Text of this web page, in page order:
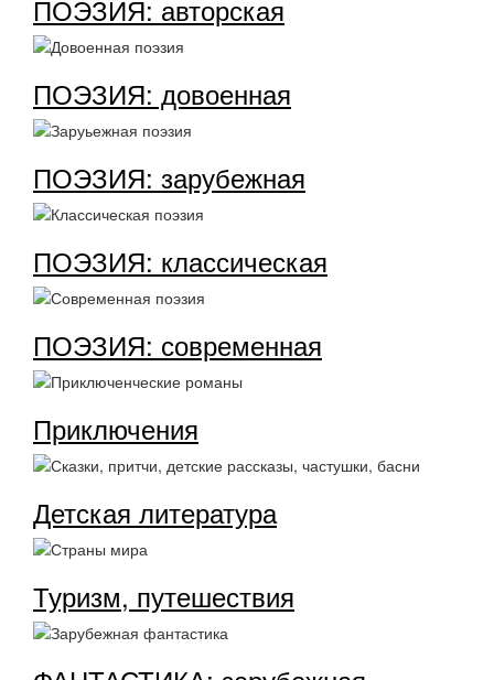
ПОЭЗИЯ: авторская
ПОЭЗИЯ: довоенная
ПОЭЗИЯ: зарубежная
ПОЭЗИЯ: классическая
ПОЭЗИЯ: современная
Приключения
Детская литература
Туризм, путешествия